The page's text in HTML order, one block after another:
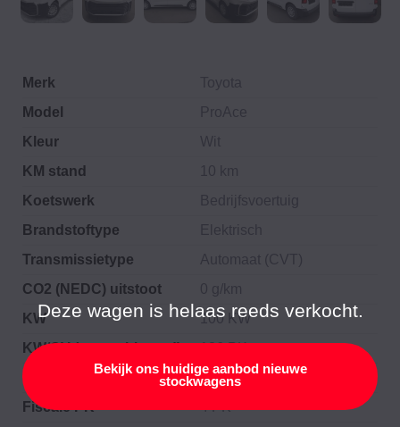
Deze wagen is helaas reeds verkocht.
Bekijk ons huidige aanbod nieuwe
stockwagens
Merk
Model
ProAce
Kleur
Wit
KM stand
10 km
Koetswerk
Bedrijfsvoertuig
Brandstoftype
Elektrisch
Transmissietype
Automaat (CVT)
CO2 (NEDC) uitstoot
0 g/km
KW
100 KW
KW/CV (gecombineerd)
136 PK
DIN PK
136 PK
Fiscale PK
4 PK